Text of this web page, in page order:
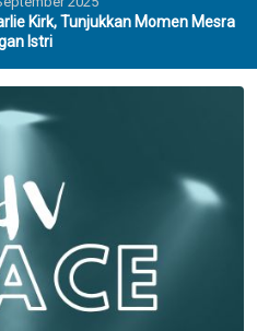
Kirk, Tunjukkan Momen Mesra
Istri